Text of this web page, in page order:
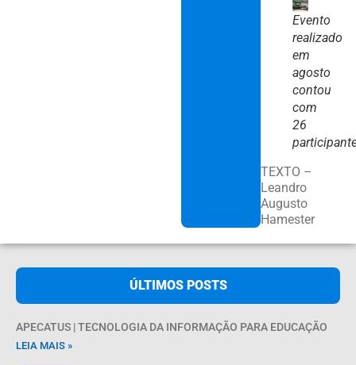
Evento
realizado
em
agosto
contou
com
26
TEXTO –
Leandro
Augusto
Hamester
ÚLTIMOS POSTS
APECATUS | TECNOLOGIA DA INFORMAÇÃO PARA EDUCAÇÃO
LEIA MAIS »